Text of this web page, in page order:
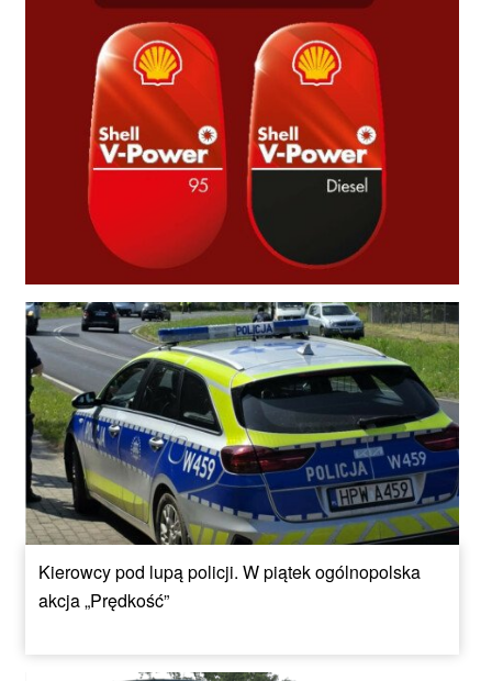
Kierowcy pod lupą policji. W piątek ogólnopolska
akcja „Prędkość”